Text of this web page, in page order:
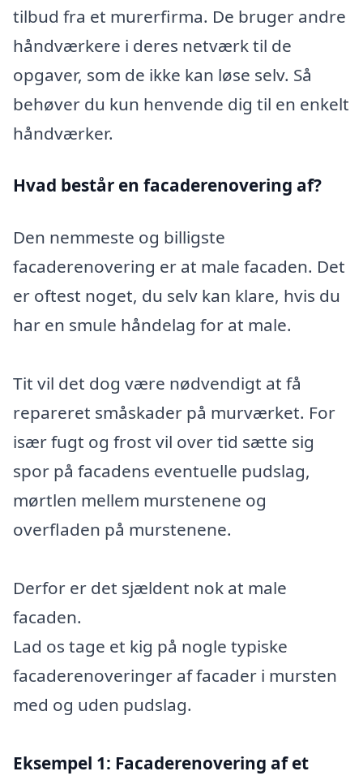
tilbud fra et murerfirma. De bruger andre
håndværkere i deres netværk til de
opgaver, som de ikke kan løse selv. Så
behøver du kun henvende dig til en enkelt
håndværker.
Hvad består en facaderenovering af?
Den nemmeste og billigste
facaderenovering er at male facaden. Det
er oftest noget, du selv kan klare, hvis du
har en smule håndelag for at male.
Tit vil det dog være nødvendigt at få
repareret småskader på murværket. For
især fugt og frost vil over tid sætte sig
spor på facadens eventuelle pudslag,
mørtlen mellem murstenene og
overfladen på murstenene.
Derfor er det sjældent nok at male
facaden.
Lad os tage et kig på nogle typiske
facaderenoveringer af facader i mursten
med og uden pudslag.
Eksempel 1: Facaderenovering af et